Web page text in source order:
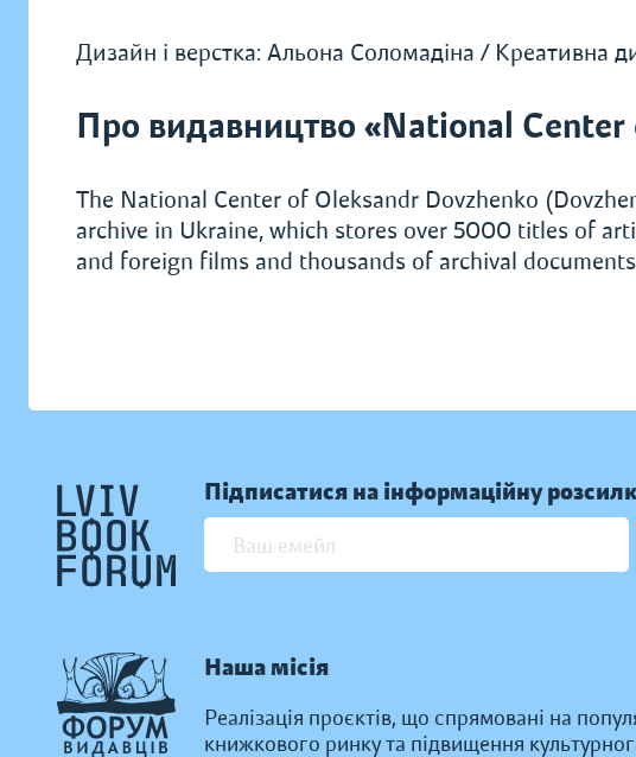
Дизайн і верстка: Альона Соломадіна / Креативна
Про видавництво «National
The National Center of Oleksandr Dovzhenko
archive in Ukraine, which stores over 5000 titles of
and foreign films and thousands of archival
Підписатися на інформаційну
Наша місія
Реалізація проєктів, що спрямовані на
книжкового ринку та підвищення